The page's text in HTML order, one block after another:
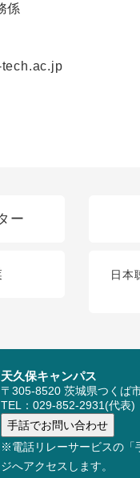
係
ー
日本
天久保キャンパス
〒305-8520 茨城県つくば
TEL：029-852-2931(代表)
※電話リレーサービスの「
ジへアクセスします。